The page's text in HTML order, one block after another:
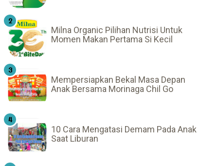
Milna Organic Pilihan Nutrisi Untuk
Momen Makan Pertama Si Kecil
Mempersiapkan Bekal Masa Depan
Anak Bersama Morinaga Chil Go
10 Cara Mengatasi Demam Pada Anak
Saat Liburan